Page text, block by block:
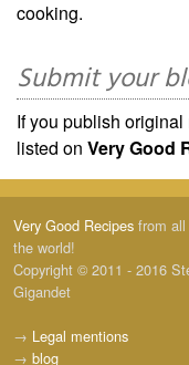
cooking.
Submit your
If you publish
listed on Very Good
Very Good Recipes from
the world!
Copyright © 2011 - 2016
Gigandet
→ Legal mentions
→ blog